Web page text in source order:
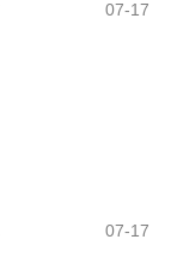
07-17
07-17